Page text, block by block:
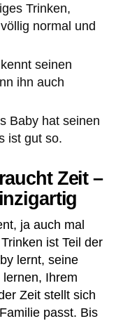
Trinken,
normal und
seinen
ihn auch
Baby hat seinen
ist gut so.
Zeit –
ja auch mal
ist Teil der
lernt, seine
Ihrem
Zeit stellt sich
passt. Bis